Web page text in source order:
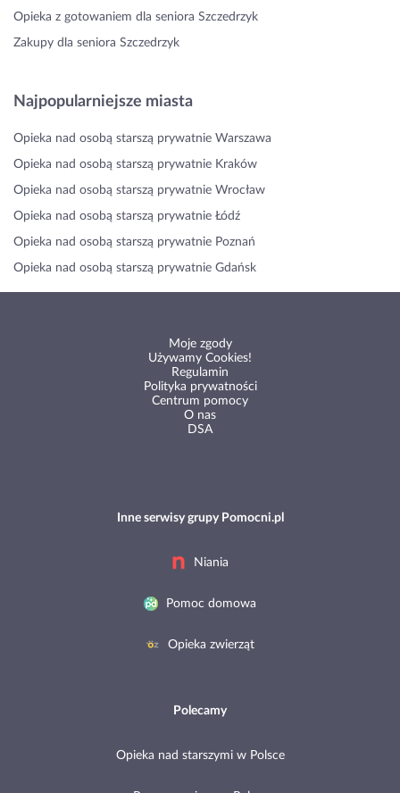
Opieka z gotowaniem dla seniora Szczedrzyk
Zakupy dla seniora Szczedrzyk
Najpopularniejsze miasta
Opieka nad osobą starszą prywatnie Warszawa
Opieka nad osobą starszą prywatnie Kraków
Opieka nad osobą starszą prywatnie Wrocław
Opieka nad osobą starszą prywatnie Łódź
Opieka nad osobą starszą prywatnie Poznań
Opieka nad osobą starszą prywatnie Gdańsk
Moje zgody
Używamy Cookies!
Regulamin
Polityka prywatności
Centrum pomocy
O nas
DSA
Inne serwisy grupy Pomocni.pl
Niania
Pomoc domowa
Opieka zwierząt
Polecamy
Opieka nad starszymi w Polsce